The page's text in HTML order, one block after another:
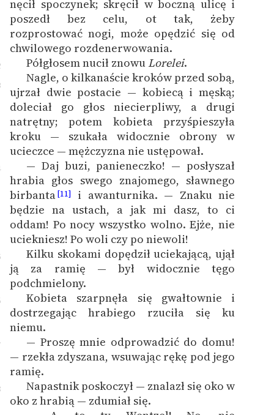
nęcił spoczynek; skręcił w boczną ulicę i
poszedł bez celu, ot tak, żeby
rozprostować nogi, może opędzić się od
chwilowego rozdenerwowania.
Półgłosem nucił znowu Lorelei.
Nagle, o kilkanaście kroków przed sobą,
ujrzał dwie postacie — kobiecą i męską;
doleciał go głos niecierpliwy, a drugi
natrętny; potem kobieta przyśpieszyła
kroku — szukała widocznie obrony w
ucieczce — mężczyzna nie ustępował.
— Daj buzi, panieneczko! — posłyszał
hrabia głos swego znajomego, sławnego
birbanta[11]
i awanturnika. — Znaku nie
będzie na ustach, a jak mi dasz, to ci
oddam! Po nocy wszystko wolno. Ejże, nie
uciekniesz! Po woli czy po niewoli!
Kilku skokami dopędził uciekającą, ujął
ją za ramię — był widocznie tęgo
podchmielony.
Kobieta szarpnęła się gwałtownie i
dostrzegając hrabiego rzuciła się ku
niemu.
— Proszę mnie odprowadzić do domu!
— rzekła zdyszana, wsuwając rękę pod jego
ramię.
Napastnik poskoczył — znalazł się oko w
oko z hrabią — zdumiał się.